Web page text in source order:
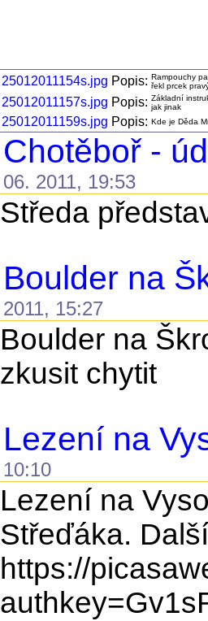
25012011154s.jpg Popis: Rampouchy
řekl prcek
25012011157s.jpg Popis: Základní
jak jinak
25012011159s.jpg Popis: Kde je Děda
Chotěboř -
06. 2011, 19:53
Středa
Boulder na
2011, 15:27
Boulder na
zkusit chytit
Lezení na
10:10
Lezení na
Střeďáka.
https://